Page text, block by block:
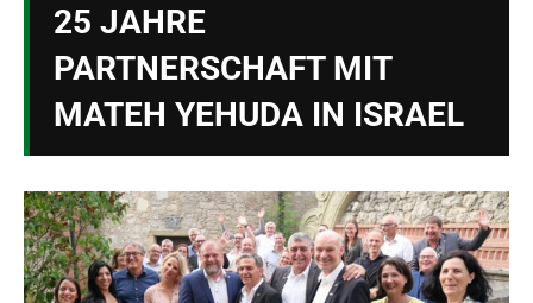
25 JAHRE
PARTNERSCHAFT MIT
MATEH YEHUDA IN ISRAEL